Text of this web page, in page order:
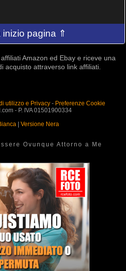
inizio pagina ⇑
Amazon ed Ebay e riceve una
acquisto attraverso link affiliati.
utilizzo e Privacy- Preferenze Cookie
- P. IVA 01501900334
Versione Nera
Ovunque Attorno a Me